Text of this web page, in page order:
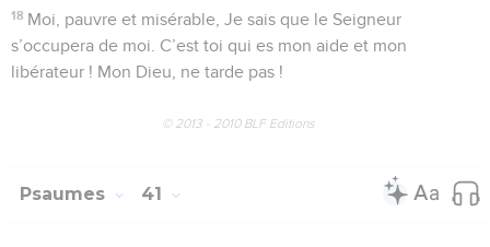
18 Moi, pauvre et misérable, Je sais que le Seigneur
s’occupera de moi. C’est toi qui es mon aide et mon
libérateur ! Mon Dieu, ne tarde pas !
© 2013 - 2010 BLF Editions
Psaumes 41